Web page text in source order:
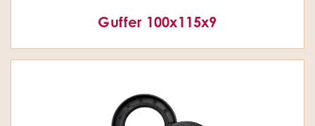
Guffer 100x115x9